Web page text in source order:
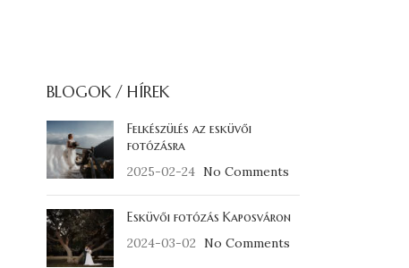
BLOGOK / HÍREK
Felkészülés az esküvői
fotózásra
2025-02-24 No Comments
Esküvői fotózás Kaposváron
2024-03-02 No Comments